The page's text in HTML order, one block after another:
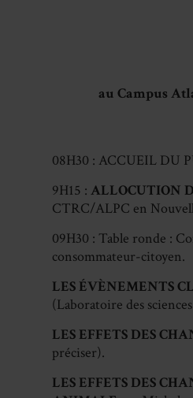
au Campus
08H30 : ACCUEIL DU
9H15 :ALLOCUTION
CTRC/ALPC en
09H30 : Table ronde :
consommateur-citoyen.
LES ÉVÈNEMENTS
(Laboratoire des
LES EFFETS DES
préciser).
LES EFFETS DES